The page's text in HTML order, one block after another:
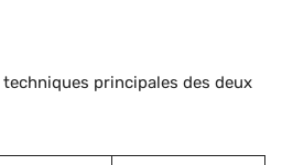
principales des deux